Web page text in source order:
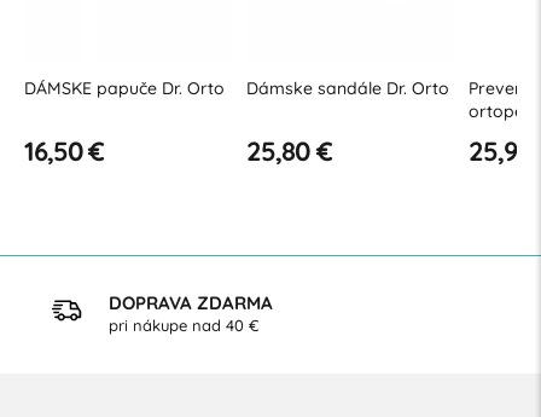
DÁMSKE papuče Dr. Orto
16,50 €
Dámske sandále Dr. Orto
25,80 € 25,90
DOPRAVA ZDARMA
pri nákupe nad 40 €